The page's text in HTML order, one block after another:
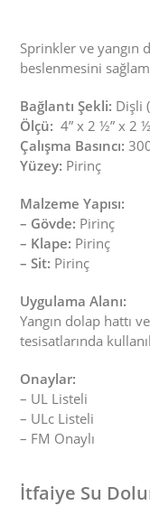
Sprinkler ve yangın
beslenmesini
Bağlantı Şekli: Dişli
Ölçü: 4” x 2 ½” x 2
Çalışma Basıncı:
Yüzey: Pirinç
Malzeme Yapısı:
– Gövde: Pirinç
– Klape: Pirinç
– Sit: Pirinç
Uygulama Alanı:
Yangın dolap hattı
tesisatlarında
Onaylar:
– UL Listeli
– ULc Listeli
– FM Onaylı
İtfaiye Su